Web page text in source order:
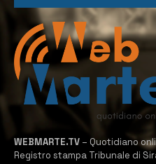
WEBMARTE.TV – Quotidiano
Registro stampa Tribunale di